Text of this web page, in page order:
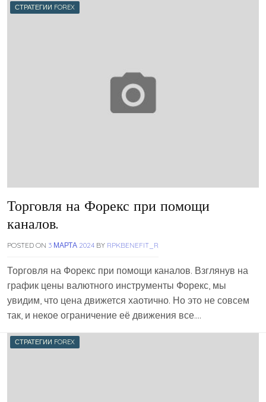
СТРАТЕГИИ FOREX
Торговля на Форекс при помощи
каналов.
POSTED ON 3 МАРТА 2024 BY RPKBENEFIT_R
Торговля на Форекс при помощи каналов. Взглянув на
график цены валютного инструменты Форекс, мы
увидим, что цена движется хаотично. Но это не совсем
так, и некое ограничение её движения все….
СТРАТЕГИИ FOREX